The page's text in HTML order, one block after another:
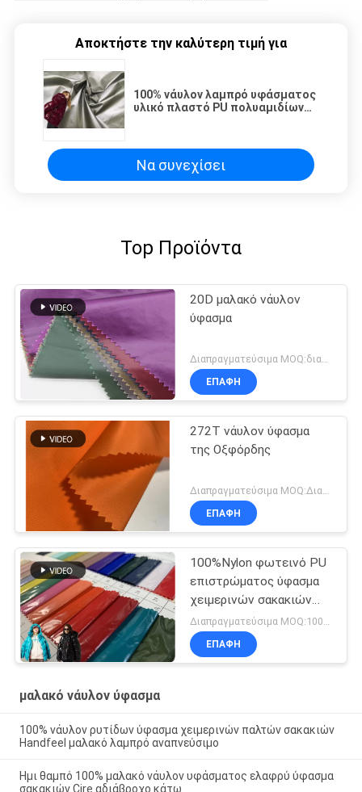
Αποκτήστε την καλύτερη τιμή για
100% νάυλον λαμπρό υφάσματος
υλικό πλαστό PU πολυαμιδίων
Να συνεχίσει
Top Προϊόντα
20D μαλακό νάυλον
ύφασμα
ΕΠΑΦΉ
272T νάυλον ύφασμα
της Οξφόρδης
ΕΠΑΦΉ
100%Nylon φωτεινό PU
επιστρώματος ύφασμα
χειμερινών σακακιών
προσοχής πετρελαίου
ανθεκτικό εύκολο
Διαπραγματεύσιμα MOQ:1000 MTRS
ΕΠΑΦΉ
μαλακό νάυλον ύφασμα
100% νάυλον ρυτίδων ύφασμα χειμερινών παλτών σακακιών
Handfeel μαλακό λαμπρό αναπνεύσιμο
Ημι θαμπό 100% μαλακό νάυλον υφάσματος ελαφρύ ύφασμα
σακακιών Cire αδιάβροχο κάτω